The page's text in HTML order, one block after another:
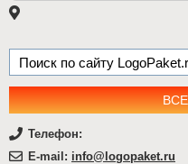
Телефон:
E-mail: info@logopaket.ru